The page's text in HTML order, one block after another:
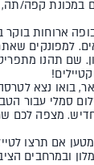
ארוחות בוקר
למפונקים
תהנו מתפריט
בואו נצא
סמלי עבור
מצפה לכם
אם תרצו